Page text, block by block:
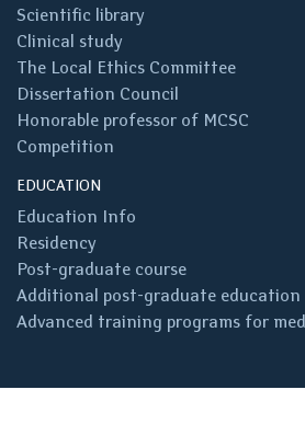
Scientific library
Clinical study
The Local Ethics Committee
Dissertation Council
Honorable professor of MCSC
Competition
EDUCATION
Education Info
Residency
Post-graduate course
Additional post-graduate education
Advanced training programs for